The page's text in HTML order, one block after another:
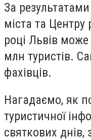
За
міста та Центру
році Львів може
млн туристів.
фахівців.
Нагадаємо, як
туристичної
святкових днів,